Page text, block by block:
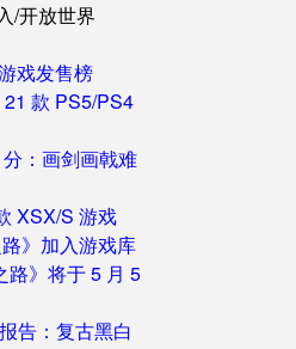
/开放世界
戏发售榜
款 PS5/PS4
分：画剑画戟难
XSX/S 游戏
》加入游戏库
路》将于 5 月 5
告：复古黑白